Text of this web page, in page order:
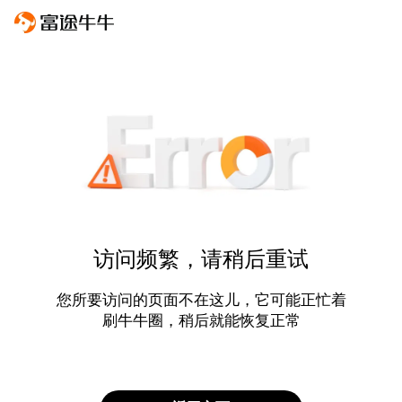
访问频繁，请稍后重试
您所要访问的页面不在这儿，它可能正忙着
刷牛牛圈，稍后就能恢复正常